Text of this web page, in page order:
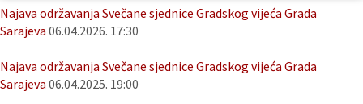
Najava održavanja Svečane sjednice Gradskog vijeća Grada
Sarajeva 06.04.2026. 17:30
Najava održavanja Svečane sjednice Gradskog vijeća Grada
Sarajeva 06.04.2025. 19:00